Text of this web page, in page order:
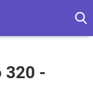
320 -